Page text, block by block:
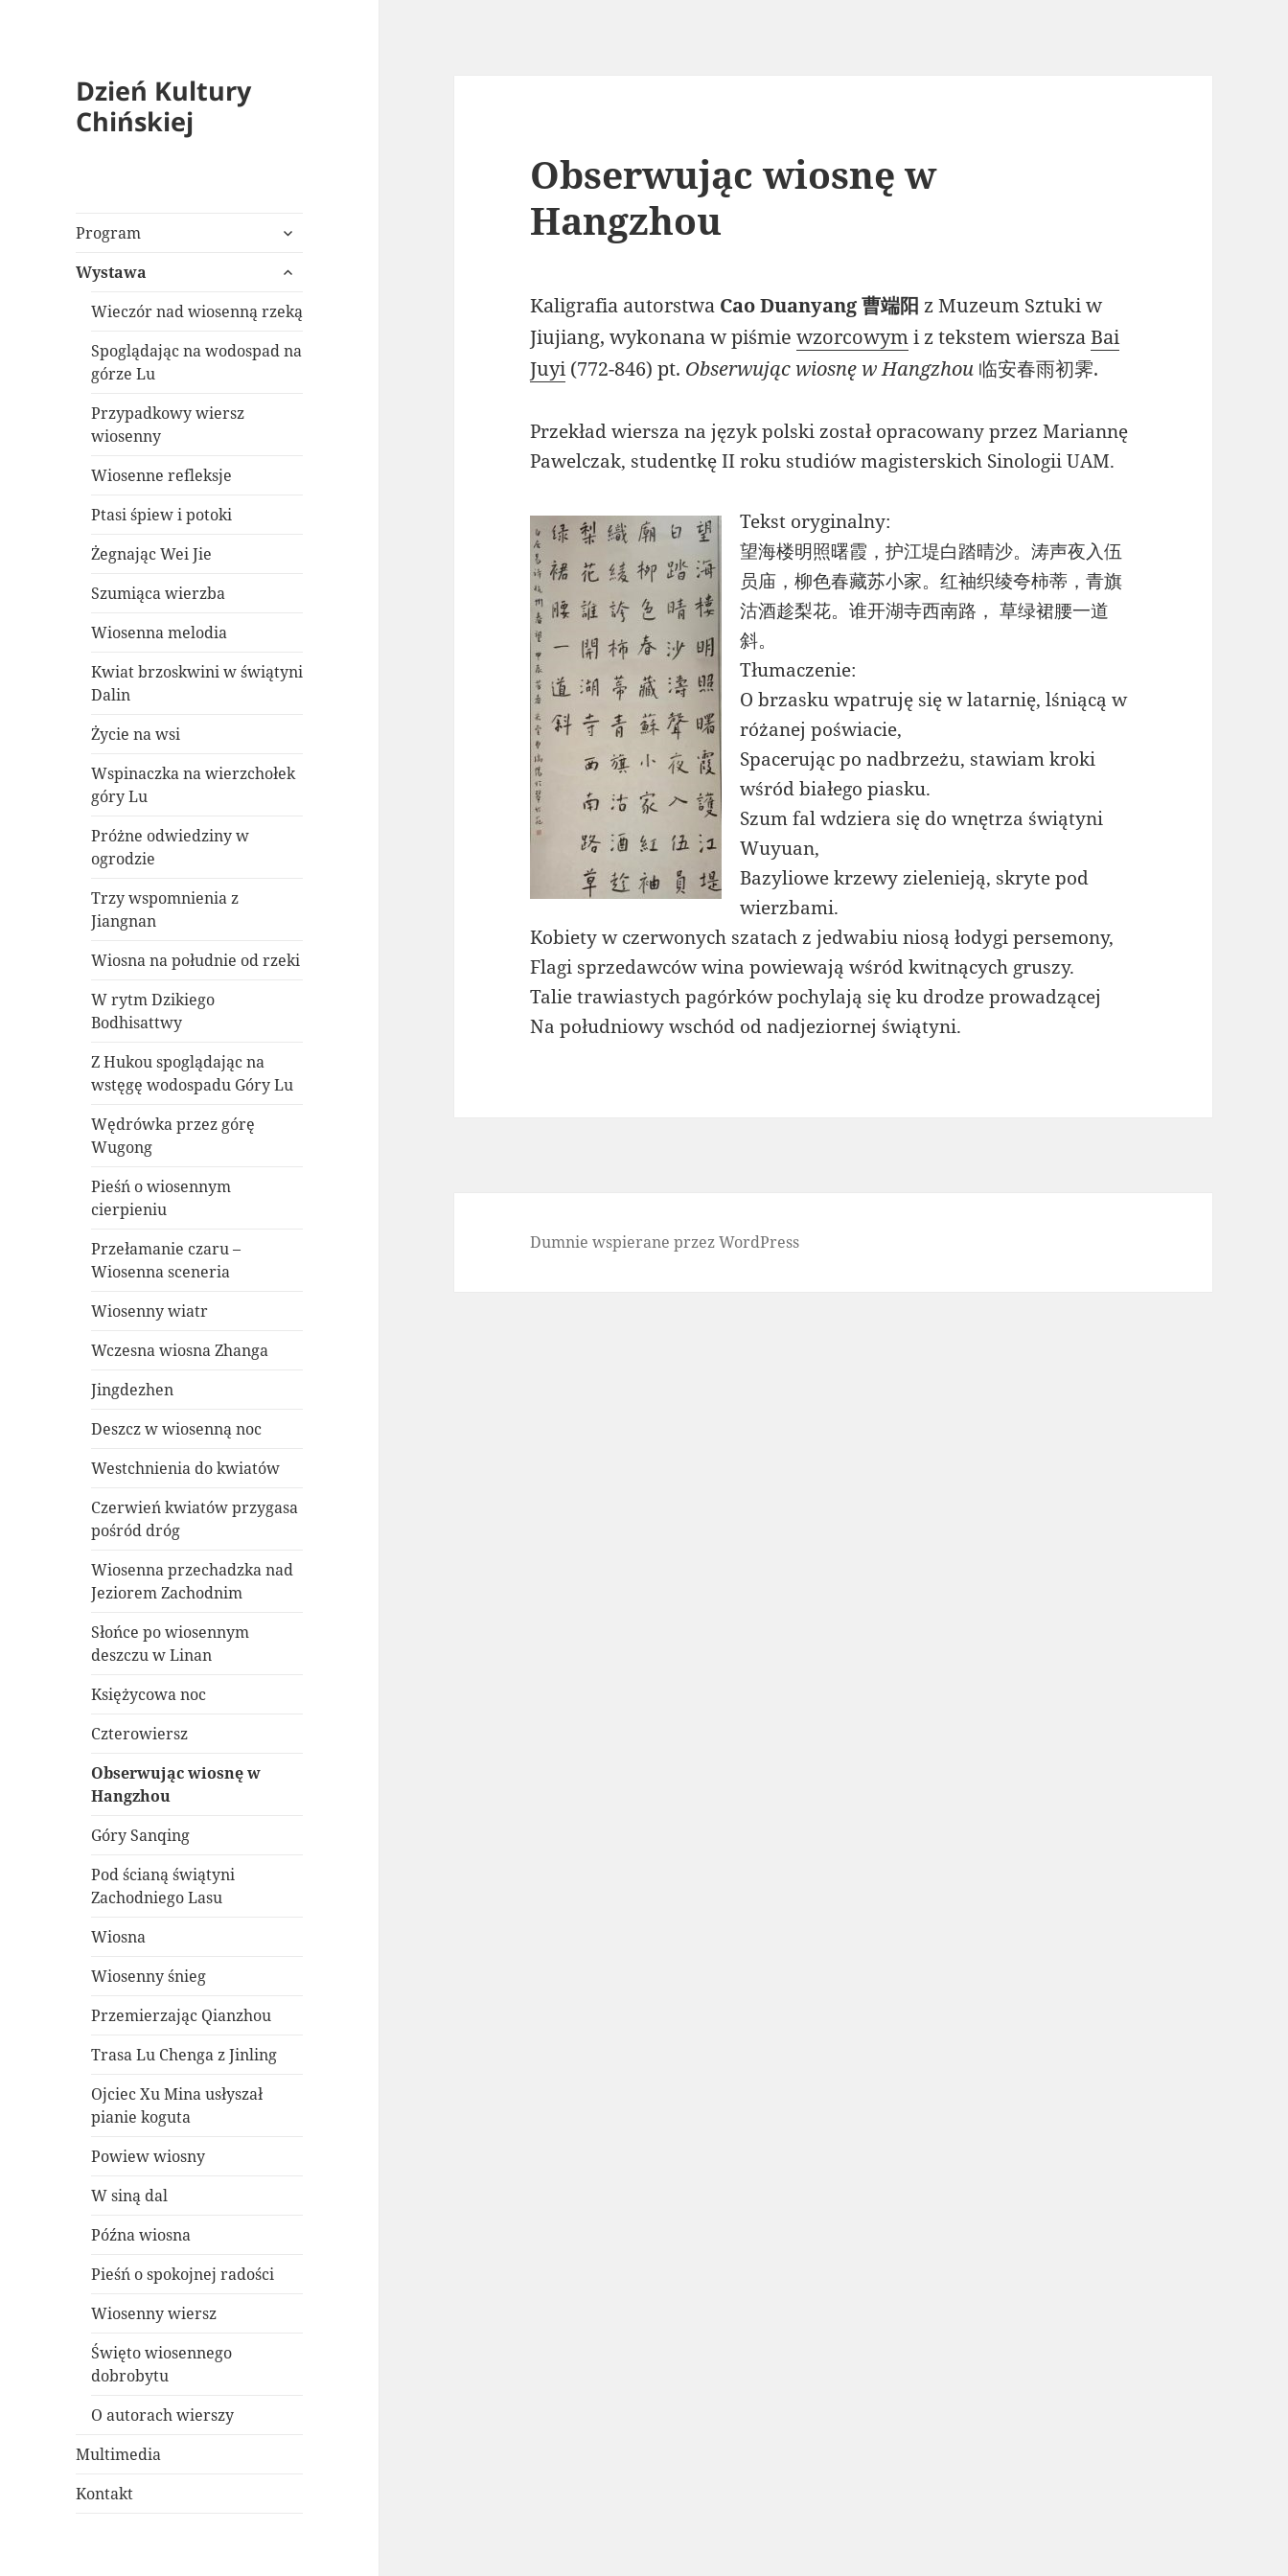
Dzień Kultury
Chińskiej
Program
rozwiń
potomne
Wystawa
rozwiń
potomne
Wieczór nad wiosenną rzeką
Spoglądając na wodospad na
górze Lu
Przypadkowy wiersz
wiosenny
Wiosenne refleksje
Ptasi śpiew i potoki
Żegnając Wei Jie
Szumiąca wierzba
Wiosenna melodia
Kwiat brzoskwini w świątyni
Dalin
Życie na wsi
Wspinaczka na wierzchołek
góry Lu
Próżne odwiedziny w
ogrodzie
Trzy wspomnienia z
Jiangnan
Wiosna na południe od rzeki
W rytm Dzikiego
Bodhisattwy
Z Hukou spoglądając na
wstęgę wodospadu Góry Lu
Wędrówka przez górę
Wugong
Pieśń o wiosennym
cierpieniu
Przełamanie czaru –
Wiosenna sceneria
Wiosenny wiatr
Wczesna wiosna Zhanga
Jingdezhen
Deszcz w wiosenną noc
Westchnienia do kwiatów
Czerwień kwiatów przygasa
pośród dróg
Wiosenna przechadzka nad
Jeziorem Zachodnim
Słońce po wiosennym
deszczu w Linan
Księżycowa noc
Czterowiersz
Obserwując wiosnę w
Hangzhou
Góry Sanqing
Pod ścianą świątyni
Zachodniego Lasu
Wiosna
Wiosenny śnieg
Przemierzając Qianzhou
Trasa Lu Chenga z Jinling
Ojciec Xu Mina usłyszał
pianie koguta
Powiew wiosny
W siną dal
Późna wiosna
Pieśń o spokojnej radości
Wiosenny wiersz
Święto wiosennego
dobrobytu
O autorach wierszy
Multimedia
Kontakt
Obserwując wiosnę w
Hangzhou
Kaligrafia autorstwa Cao Duanyang 曹端阳 z Muzeum Sztuki w
Jiujiang, wykonana w piśmiewzorcowymi z tekstem wierszaBai
Juyi(772-846) pt. Obserwując wiosnę w Hangzhou 临安春雨初霁.
Przekład wiersza na język polski został opracowany przez Mariannę
Pawelczak, studentkę II roku studiów magisterskich Sinologii UAM.
Tekst oryginalny:
望海楼明照曙霞，护江堤白踏晴沙。涛声夜入伍
员庙，柳色春藏苏小家。红袖织绫夸柿蒂，青旗
沽酒趁梨花。谁开湖寺西南路， 草绿裙腰一道
斜。
Tłumaczenie:
O brzasku wpatruję się w latarnię, lśniącą w
różanej poświacie,
Spacerując po nadbrzeżu, stawiam kroki
wśród białego piasku.
Szum fal wdziera się do wnętrza świątyni
Wuyuan,
Bazyliowe krzewy zielenieją, skryte pod
wierzbami.
Kobiety w czerwonych szatach z jedwabiu niosą łodygi persemony,
Flagi sprzedawców wina powiewają wśród kwitnących gruszy.
Talie trawiastych pagórków pochylają się ku drodze prowadzącej
Na południowy wschód od nadjeziornej świątyni.
Dumnie wspierane przez WordPress